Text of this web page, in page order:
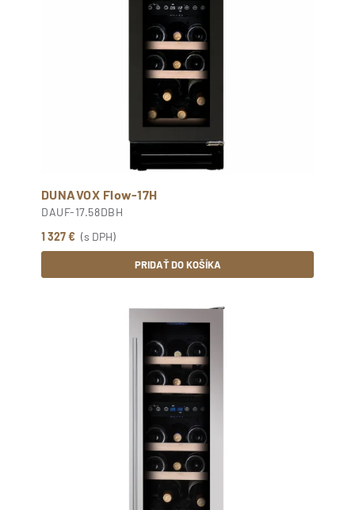
DUNAVOX Flow-17H
DAUF-17.58DBH
1 327 € (s DPH)
PRIDAŤ DO KOŠÍKA